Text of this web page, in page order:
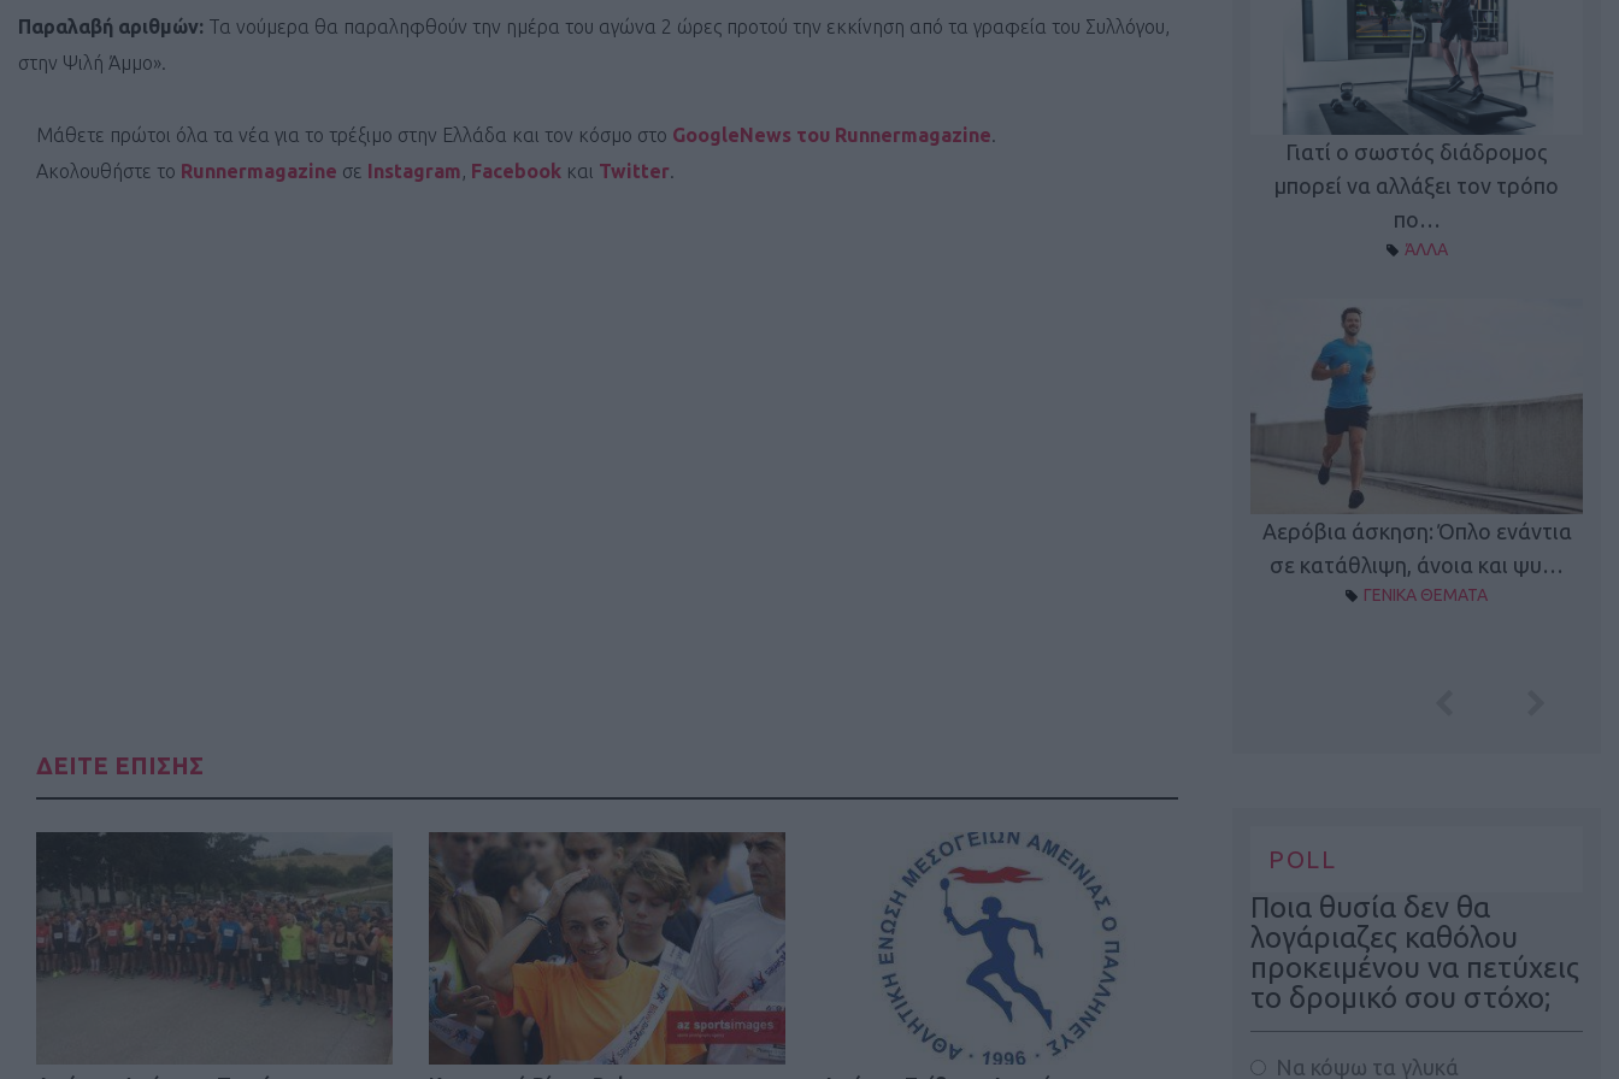
Παραλαβή αριθμών: Τα νούμερα θα παραληφθούν την ημέρα του αγώνα 2 ώρες προτού την εκκίνηση από τα γραφεία του Συλλόγου,
στην Ψιλή Άμμο».
Μάθετε πρώτοι όλα τα νέα για το τρέξιμο στην Ελλάδα και τον κόσμο στο GoogleNews του Runnermagazine.
Ακολουθήστε το Runnermagazine σε Instagram, Facebook και Twitter.
ΔΕΙΤΕ ΕΠΙΣΗΣ
Γιατί ο σωστός διάδρομος
μπορεί να αλλάξει τον τρόπο
πο…
ΆΛΛΑ
Αερόβια άσκηση: Όπλο ενάντια
σε κατάθλιψη, άνοια και ψυ…
ΓΕΝΙΚΑ ΘΕΜΑΤΑ
POLL
Ποια θυσία δεν θα
λογάριαζες καθόλου
προκειμένου να πετύχεις
το δρομικό σου στόχο;
Να κόψω τα γλυκά